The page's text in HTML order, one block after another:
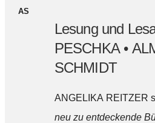
AS
Lesung und
PESCHKA •
SCHMIDT
ANGELIKA REITZER
neu zu entdeckende